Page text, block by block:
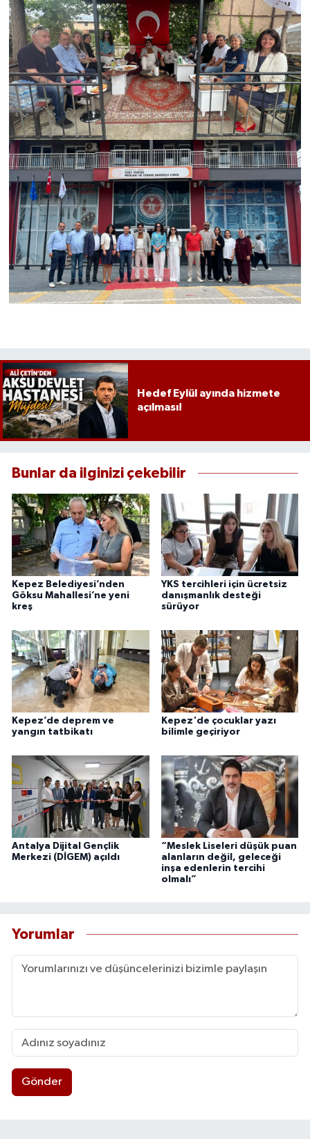
Hedef Eylül ayında hizmete
açılması!
Bunlar da ilginizi çekebilir
Kepez Belediyesi’nden
Göksu Mahallesi’ne yeni
kreş
YKS tercihleri için ücretsiz
danışmanlık desteği
sürüyor
Kepez’de deprem ve
yangın tatbikatı
Kepez'de çocuklar yazı
bilimle geçiriyor
Antalya Dijital Gençlik
Merkezi (DİGEM) açıldı
“Meslek Liseleri düşük puan
alanların değil, geleceği
inşa edenlerin tercihi
olmalı”
Yorumlar
Gönder